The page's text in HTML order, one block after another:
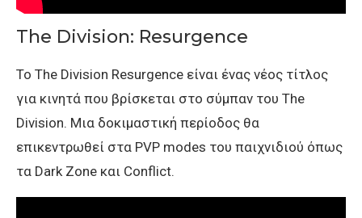
The Division: Resurgence
Το The Division Resurgence είναι ένας νέος τίτλος
για κινητά που βρίσκεται στο σύμπαν του The
Division. Μια δοκιμαστική περίοδος θα
επικεντρωθεί στα PVP modes του παιχνιδιού όπως
τα Dark Zone και Conflict.